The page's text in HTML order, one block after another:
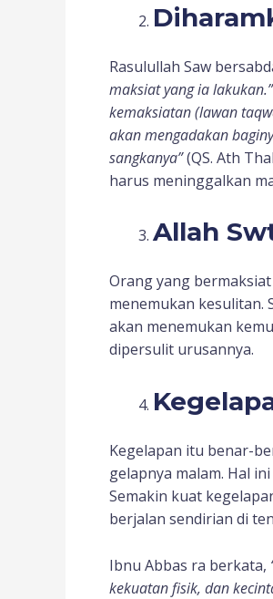
Rasulullah Saw
maksiat yang ia
kemaksiatan (lawan
akan mengadakan
sangkanya”(QS. Ath
harus meninggalkan
Allah
Orang yang
menemukan kesulitan.
akan menemukan
dipersulit urusannya.
Kegelapan itu benar-
gelapnya malam. Hal
Semakin kuat
berjalan sendirian di
Ibnu Abbas ra berkata,
kekuatan fisik, dan